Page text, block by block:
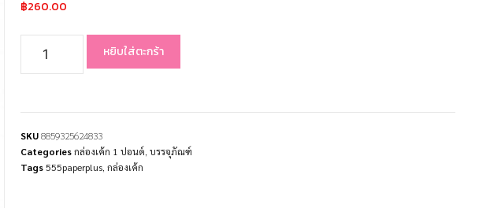
฿260.00
หยิบใส่ตะกร้า
SKU8859325624833
Categoriesกล่องเค้ก 1 ปอนด์ บรรจุภัณฑ์
Tags555paperplus, กล่องเค้ก